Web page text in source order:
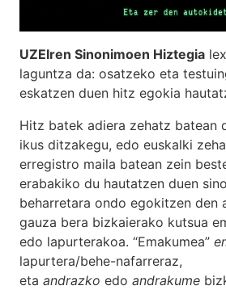
UZEIren Sinonimoen Hiztegia
laguntza da: osatzeko eta
eskatzen duen hitz egokia
Hitz batek adiera zehatz batean
ikus ditzakegu, edo euskalki
erregistro maila batean zein
erabakiko du hautatzen duen
beharretara ondo egokitzen den
gauza bera bizkaierako kutsua
edo lapurterakoa. “Emakumea”
lapurtera/behe-nafarreraz,
eta andrazko edo andrakume